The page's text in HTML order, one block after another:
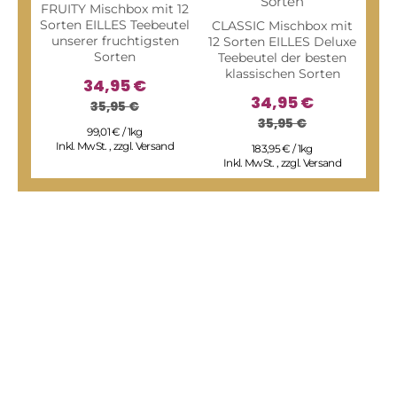
FRUITY Mischbox mit 12
Sorten EILLES Teebeutel
unserer fruchtigsten
Sorten
34,95 €
35,95 €
99,01 € / 1kg
Inkl. MwSt. , zzgl. Versand
CLASSIC Mischbox mit
12 Sorten EILLES Deluxe
Teebeutel der besten
klassischen Sorten
34,95 €
35,95 €
183,95 € / 1kg
Inkl. MwSt. , zzgl. Versand